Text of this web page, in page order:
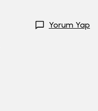
Yorum Yap